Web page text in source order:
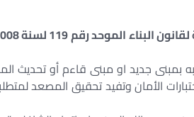
بمبنى جديد او مبنى قاءم أو تحديث
الأمان وتفيد تحقيق المصعد